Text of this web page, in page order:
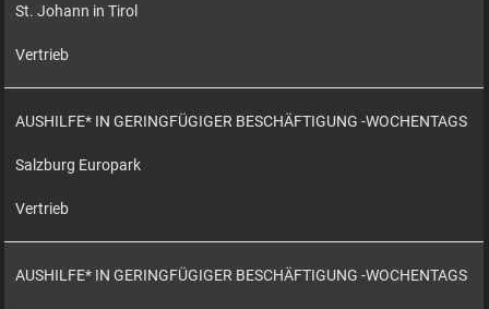
St. Johann in Tirol
Vertrieb
AUSHILFE* IN GERINGFÜGIGER BESCHÄFTIGUNG -WOCHENTAGS
Salzburg Europark
Vertrieb
AUSHILFE* IN GERINGFÜGIGER BESCHÄFTIGUNG -WOCHENTAGS